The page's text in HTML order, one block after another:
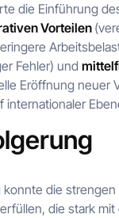
die Einführung
Vorteilen
Fehler) und
Eröffnung neuer
internationaler
konnte die
die stark